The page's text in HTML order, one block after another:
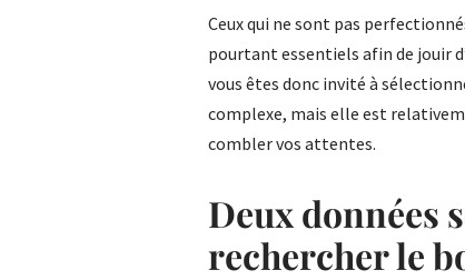
Ceux qui ne sont pas
pourtant essentiels afin de jouir
vous êtes donc invité à
complexe, mais elle est
combler vos attentes.
Deux données
rechercher le